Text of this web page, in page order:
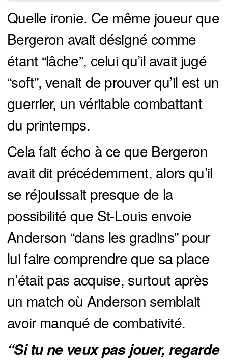
Quelle ironie. Ce même joueur que
Bergeron avait désigné comme
étant “lâche”, celui qu’il avait jugé
“soft”, venait de prouver qu’il est un
guerrier, un véritable combattant
du printemps.
Cela fait écho à ce que Bergeron
avait dit précédemment, alors qu’il
se réjouissait presque de la
possibilité que St-Louis envoie
Anderson “dans les gradins” pour
lui faire comprendre que sa place
n’était pas acquise, surtout après
un match où Anderson semblait
avoir manqué de combativité.
“Si tu ne veux pas jouer, regarde